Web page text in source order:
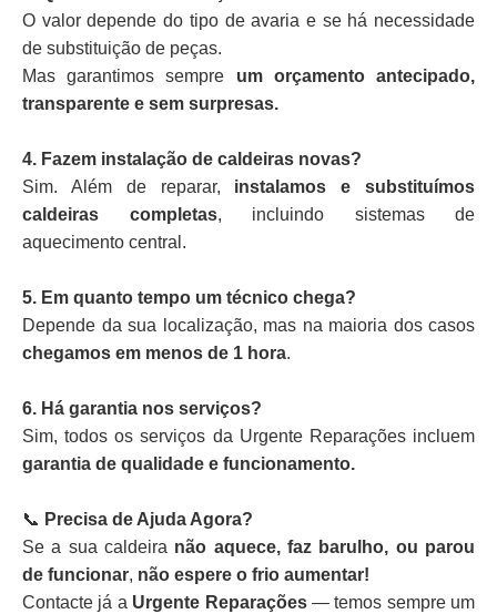
O valor depende do tipo de avaria e se há necessidade
de substituição de peças.
Mas garantimos sempre um orçamento antecipado,
transparente e sem surpresas.
4. Fazem instalação de caldeiras novas?
Sim. Além de reparar, instalamos e substituímos
caldeiras completas, incluindo sistemas de
aquecimento central.
5. Em quanto tempo um técnico chega?
Depende da sua localização, mas na maioria dos casos
chegamos em menos de 1 hora.
6. Há garantia nos serviços?
Sim, todos os serviços da Urgente Reparações incluem
garantia de qualidade e funcionamento.
📞 Precisa de Ajuda Agora?
Se a sua caldeira não aquece, faz barulho, ou parou
de funcionar, não espere o frio aumentar!
Contacte já a Urgente Reparações— temos sempre um